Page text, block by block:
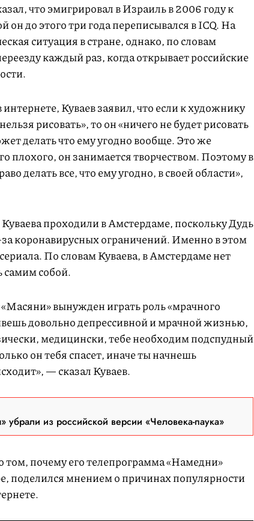
что эмигрировал в Израиль в 2006 году к
он до этого три года переписывался в ICQ. На
ситуация в стране, однако, по словам
каждый раз, когда открывает российские
интернете, Куваев заявил, что если к художнику
рисовать», то он «ничего не будет рисовать
делать что ему угодно вообще. Это же
плохого, он занимается творчеством. Поэтому в
делать все, что ему угодно, в своей области»,
проходили в Амстердаме, поскольку Дудь
за коронавирусных ограничений. Именно в этом
По словам Куваева, в Амстердаме нет
собой.
вынужден играть роль «мрачного
довольно депрессивной и мрачной жизнью,
медицински, тебе необходим подспудный
он тебя спасет, иначе ты начнешь
— сказал Куваев.
из российской версии «Человека-паука»
том, почему его телепрограмма «Намедни»
поделился мнением о причинах популярности